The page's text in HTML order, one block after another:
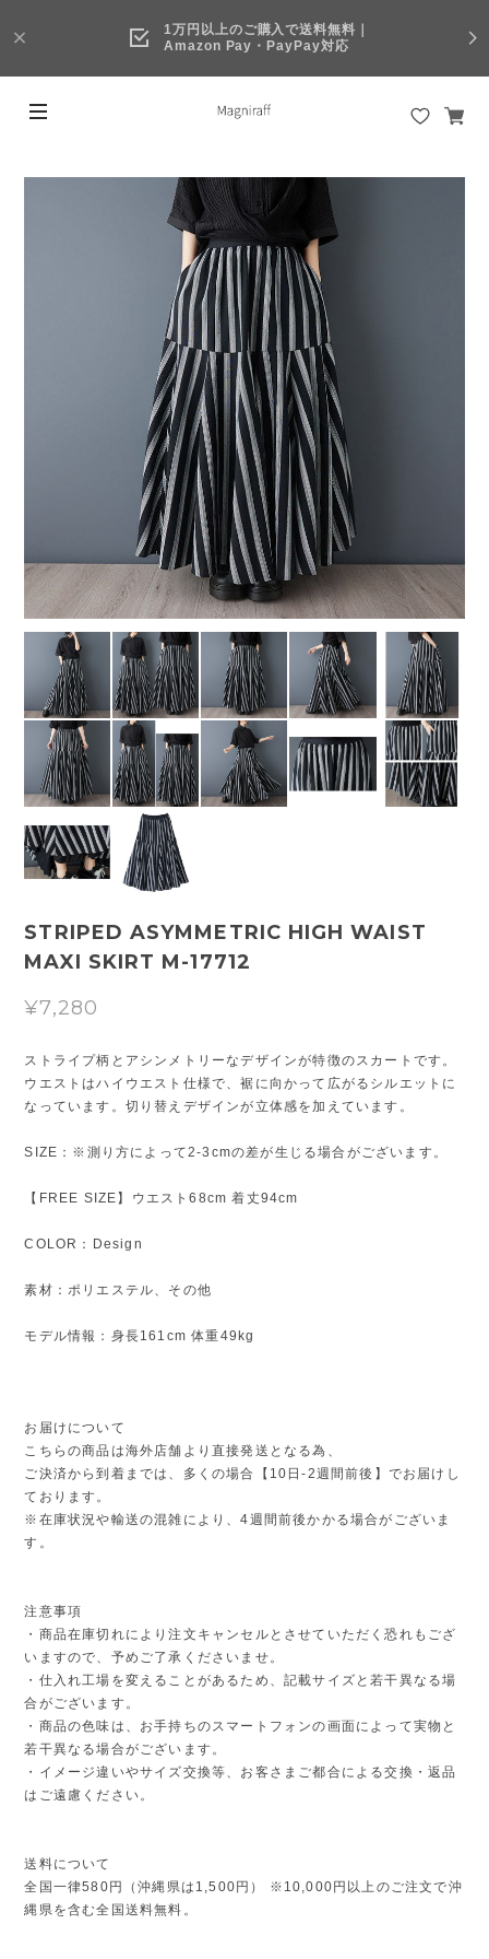
1万円以上のご購入で送料無料｜
Amazon Pay・PayPay対応
STRIPED ASYMMETRIC HIGH WAIST
MAXI SKIRT M-17712
¥7,280
ストライプ柄とアシンメトリーなデザインが特徴のスカートです。
ウエストはハイウエスト仕様で、裾に向かって広がるシルエットに
なっています。切り替えデザインが立体感を加えています。
SIZE：※測り方によって2-3cmの差が生じる場合がございます。
【FREE SIZE】ウエスト68cm 着丈94cm
COLOR：Design
素材：ポリエステル、その他
モデル情報：身長161cm 体重49kg
お届けについて
こちらの商品は海外店舗より直接発送となる為、
ご決済から到着までは、多くの場合【10日-2週間前後】でお届けし
ております。
※在庫状況や輸送の混雑により、4週間前後かかる場合がございま
す。
注意事項
・商品在庫切れにより注文キャンセルとさせていただく恐れもござ
いますので、予めご了承くださいませ。
・仕入れ工場を変えることがあるため、記載サイズと若干異なる場
合がございます。
・商品の色味は、お手持ちのスマートフォンの画面によって実物と
若干異なる場合がございます。
・イメージ違いやサイズ交換等、お客さまご都合による交換・返品
はご遠慮ください。
送料について
全国一律580円（沖縄県は1,500円） ※10,000円以上のご注文で沖
縄県を含む全国送料無料。